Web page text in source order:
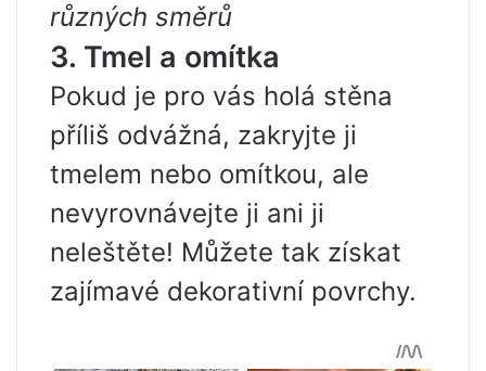
různých směrů
3. Tmel a omítka
Pokud je pro vás holá stěna
příliš odvážná, zakryjte ji
tmelem nebo omítkou, ale
nevyrovnávejte ji ani ji
neleštěte! Můžete tak získat
zajímavé dekorativní povrchy.